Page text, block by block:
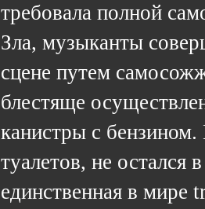
требовала полной
Зла, музыканты
сцене путем
блестяще
канистры с
туалетов, не
единственная в мире